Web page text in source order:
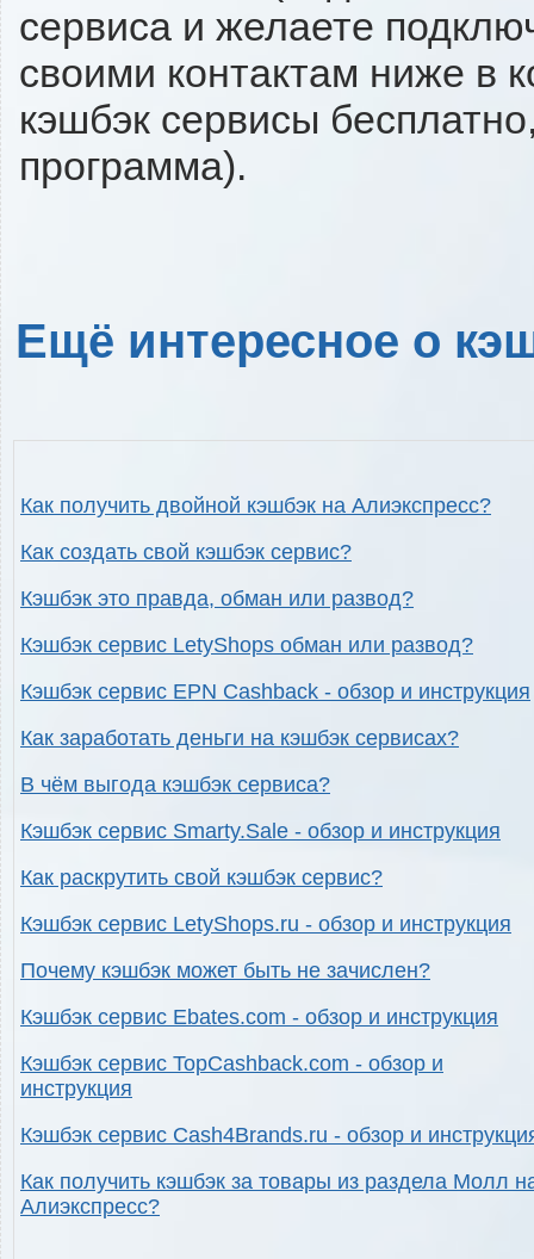
сервиса и желаете
своими контактам ниже в
кэшбэк сервисы
программа).
Ещё интересное о
Как получить двойной кэшбэк на Алиэкспресс?
Как создать свой кэшбэк сервис?
Кэшбэк это правда, обман или развод?
Кэшбэк сервис LetyShops обман или развод?
Кэшбэк сервис EPN Cashback - обзор и инструкция
Как заработать деньги на кэшбэк сервисах?
В чём выгода кэшбэк сервиса?
Кэшбэк сервис Smarty.Sale - обзор и инструкция
Как раскрутить свой кэшбэк сервис?
Кэшбэк сервис LetyShops.ru - обзор и инструкция
Почему кэшбэк может быть не зачислен?
Кэшбэк сервис Ebates.com - обзор и инструкция
Кэшбэк сервис TopCashback.com - обзор и
инструкция
Кэшбэк сервис Cash4Brands.ru - обзор и
Как получить кэшбэк за товары из раздела Молл
Алиэкспресс?